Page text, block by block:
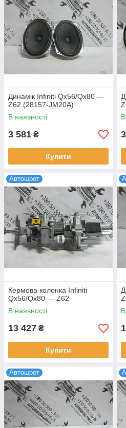
Динамік Infiniti Qx56/Qx80 —
Z62 (28157-JM20A)
В наявності
3 581 ₴
Купити
Автошрот
Кермова колонка Infiniti
Qx56/Qx80 — Z62
В наявності
13 427 ₴
Купити
Автошрот